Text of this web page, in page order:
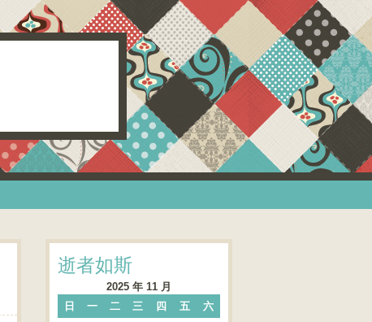
逝者如斯
2025 年 11 月
日
一 二 三 四 五
六